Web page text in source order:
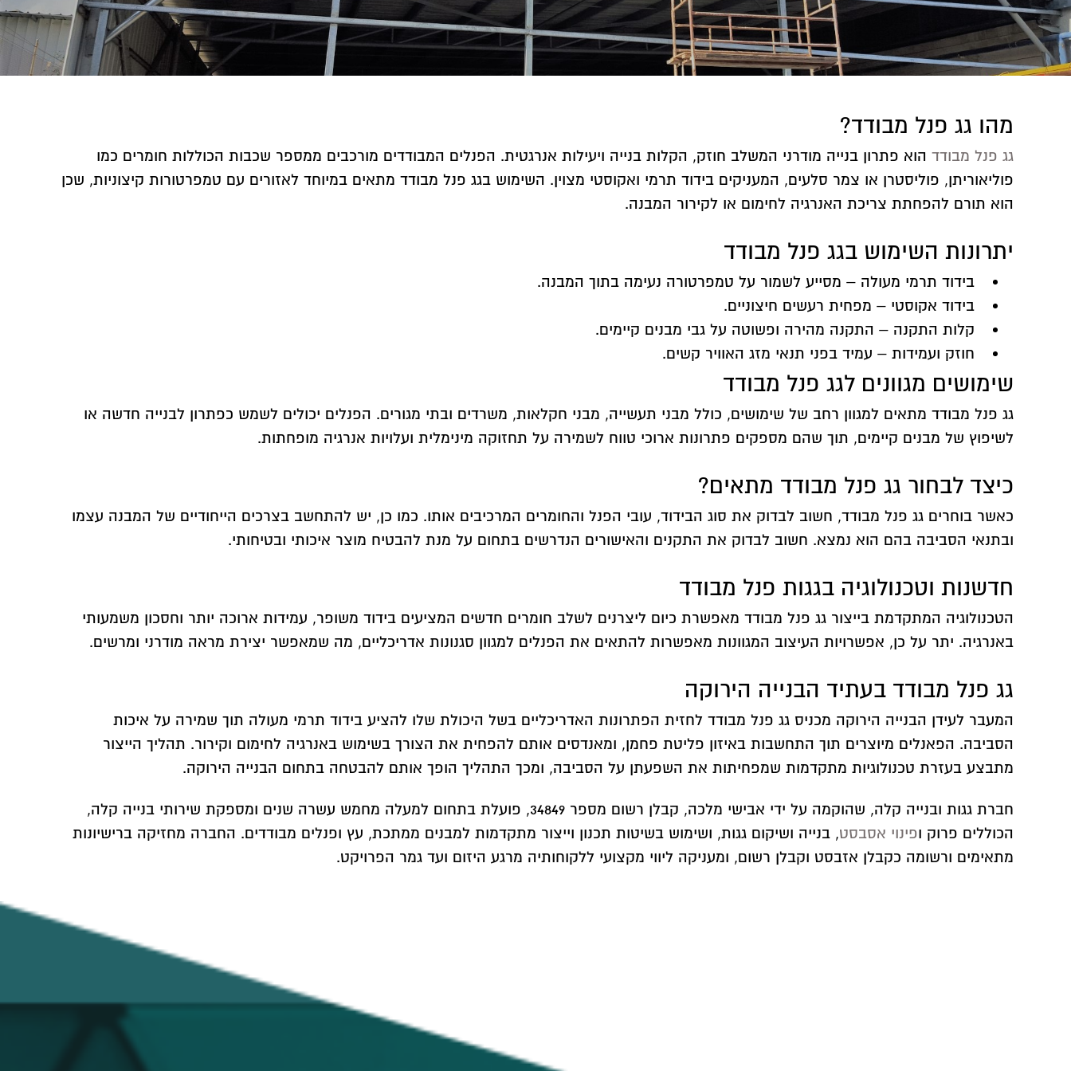
מהו גג פנל מבודד?
גג פנל מבודד הוא פתרון בנייה מודרני המשלב חוזק, הקלות בנייה ויעילות אנרגטית. הפנלים המבודדים מורכבים ממספר שכבות הכוללות חומרים כמו
פוליאוריתן, פוליסטרן או צמר סלעים, המעניקים בידוד תרמי ואקוסטי מצוין. השימוש בגג פנל מבודד מתאים במיוחד לאזורים עם טמפרטורות קיצוניות, שכן
הוא תורם להפחתת צריכת האנרגיה לחימום או לקירור המבנה.
יתרונות השימוש בגג פנל מבודד
בידוד תרמי מעולה – מסייע לשמור על טמפרטורה נעימה בתוך המבנה.
בידוד אקוסטי – מפחית רעשים חיצוניים.
קלות התקנה – התקנה מהירה ופשוטה על גבי מבנים קיימים.
חוזק ועמידות – עמיד בפני תנאי מזג האוויר קשים.
שימושים מגוונים לגג פנל מבודד
גג פנל מבודד מתאים למגוון רחב של שימושים, כולל מבני תעשייה, מבני חקלאות, משרדים ובתי מגורים. הפנלים יכולים לשמש כפתרון לבנייה חדשה או
לשיפוץ של מבנים קיימים, תוך שהם מספקים פתרונות ארוכי טווח לשמירה על תחזוקה מינימלית ועלויות אנרגיה מופחתות.
כיצד לבחור גג פנל מבודד מתאים?
כאשר בוחרים גג פנל מבודד, חשוב לבדוק את סוג הבידוד, עובי הפנל והחומרים המרכיבים אותו. כמו כן, יש להתחשב בצרכים הייחודיים של המבנה עצמו
ובתנאי הסביבה בהם הוא נמצא. חשוב לבדוק את התקנים והאישורים הנדרשים בתחום על מנת להבטיח מוצר איכותי ובטיחותי.
חדשנות וטכנולוגיה בגגות פנל מבודד
הטכנולוגיה המתקדמת בייצור גג פנל מבודד מאפשרת כיום ליצרנים לשלב חומרים חדשים המציעים בידוד משופר, עמידות ארוכה יותר וחסכון משמעותי
באנרגיה. יתר על כן, אפשרויות העיצוב המגוונות מאפשרות להתאים את הפנלים למגוון סגנונות אדריכליים, מה שמאפשר יצירת מראה מודרני ומרשים.
גג פנל מבודד בעתיד הבנייה הירוקה
המעבר לעידן הבנייה הירוקה מכניס גג פנל מבודד לחזית הפתרונות האדריכליים בשל היכולת שלו להציע בידוד תרמי מעולה תוך שמירה על איכות
הסביבה. הפאנלים מיוצרים תוך התחשבות באיזון פליטת פחמן, ומאנדסים אותם להפחית את הצורך בשימוש באנרגיה לחימום וקירור. תהליך הייצור
מתבצע בעזרת טכנולוגיות מתקדמות שמפחיתות את השפעתן על הסביבה, ומכך התהליך הופך אותם להבטחה בתחום הבנייה הירוקה.
חברת גגות ובנייה קלה, שהוקמה על ידי אבישי מלכה, קבלן רשום מספר 34849, פועלת בתחום למעלה מחמש עשרה שנים ומספקת שירותי בנייה קלה,
הכוללים פרוק ופינוי אסבסט, בנייה ושיקום גגות, ושימוש בשיטות תכנון וייצור מתקדמות למבנים ממתכת, עץ ופנלים מבודדים. החברה מחזיקה ברישיונות
מתאימים ורשומה כקבלן אזבסט וקבלן רשום, ומעניקה ליווי מקצועי ללקוחותיה מרגע היזום ועד גמר הפרויקט.